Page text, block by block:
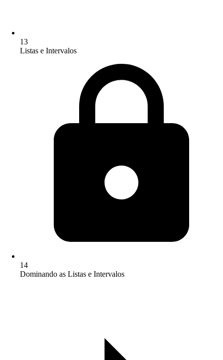
13
Listas e Intervalos
14
Dominando as Listas e Intervalos